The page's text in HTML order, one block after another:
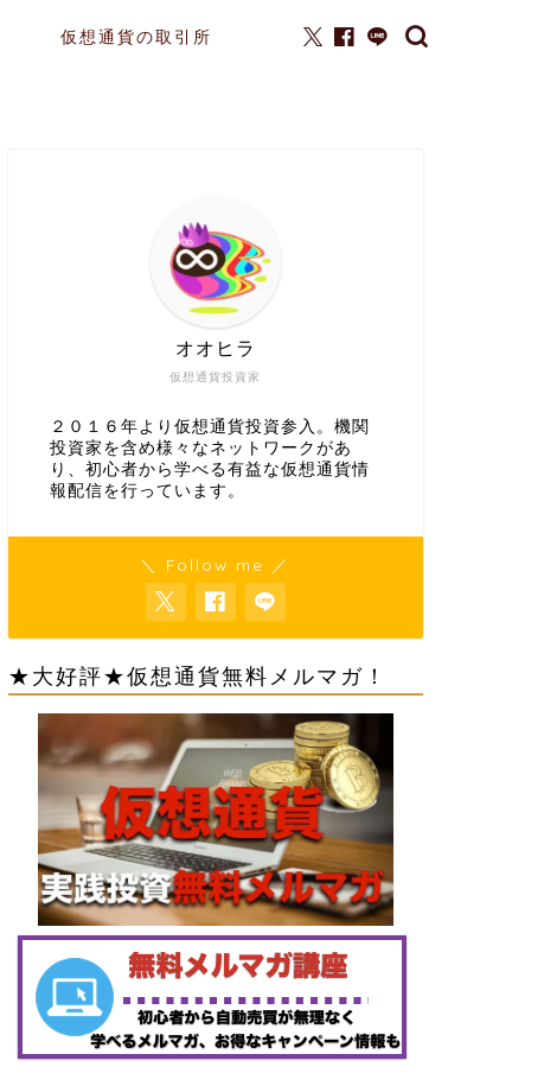
仮想通貨の取引所
仮想通貨投資家
オオヒラ
２０１６年より仮想通貨投資参入。機関
投資家を含め様々なネットワークがあ
り、初心者から学べる有益な仮想通貨情
報配信を行っています。
＼ Follow me ／
★大好評★仮想通貨無料メルマガ！